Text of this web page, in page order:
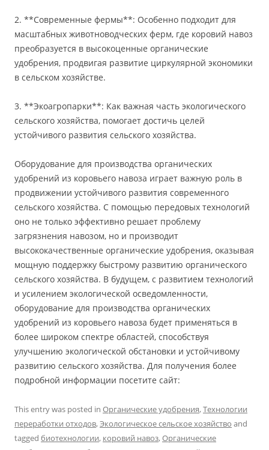
2. **Современные фермы**: Особенно подходит для
масштабных животноводческих ферм, где коровий навоз
преобразуется в высокоценные органические
удобрения, продвигая развитие циркулярной экономики
в сельском хозяйстве.
3. **Экоагропарки**: Как важная часть экологического
сельского хозяйства, помогает достичь целей
устойчивого развития сельского хозяйства.
Оборудование для производства органических
удобрений из коровьего навоза играет важную роль в
продвижении устойчивого развития современного
сельского хозяйства. С помощью передовых технологий
оно не только эффективно решает проблему
загрязнения навозом, но и производит
высококачественные органические удобрения, оказывая
мощную поддержку быстрому развитию органического
сельского хозяйства. В будущем, с развитием технологий
и усилением экологической осведомленности,
оборудование для производства органических
удобрений из коровьего навоза будет применяться в
более широком спектре областей, способствуя
улучшению экологической обстановки и устойчивому
развитию сельского хозяйства. Для получения более
подробной информации посетите сайт:
This entry was posted in Органические удобрения,Технологии
переработки отходов,Экологическое сельское хозяйство and
tagged биотехнологии, коровий навоз,Органические